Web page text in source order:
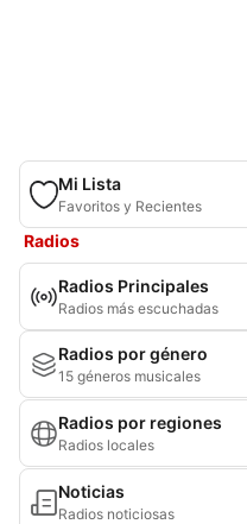
Mi Lista
Favoritos y Recientes
Radios
Radios Principales
Radios más escuchadas
Radios por género
15 géneros musicales
Radios por regiones
Radios locales
Noticias
Radios noticiosas